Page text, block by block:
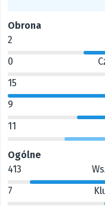
Obrona
2
0
15
9
11
Ogólne
413
7